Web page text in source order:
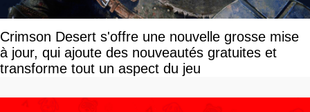
Crimson Desert s'offre une nouvelle grosse mise
à jour, qui ajoute des nouveautés gratuites et
transforme tout un aspect du jeu